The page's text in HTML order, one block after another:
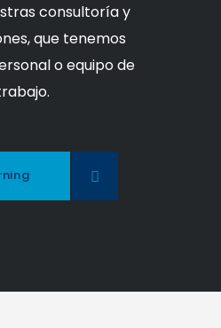
consultoría y
que tenemos
o equipo de